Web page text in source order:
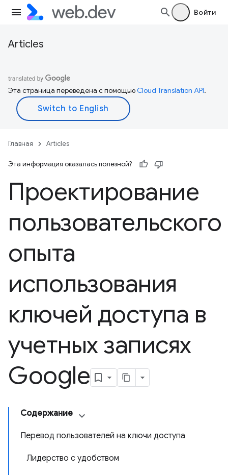
Войти
Articles
Эта страница переведена с помощьюCloud Translation API.
Главная Articles
Эта информация оказалась полезной?
Проектирование
пользовательского
опыта
использования
ключей доступа в
учетных записях
Google
Содержание
Перевод пользователей на ключи доступа
Лидерство с удобством